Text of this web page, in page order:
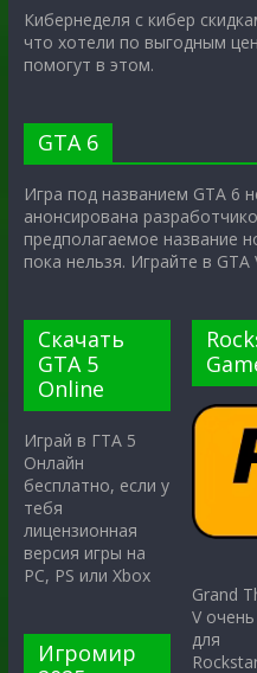
Кибернеделя с кибер
что хотели по выгодным
помогут в этом.
GTA 6
Игра под названием GTA 6
анонсирована
предполагаемое название
пока нельзя. Играйте в GTA
Скачать
GTA 5
Online
Играй в ГТА 5
Онлайн
бесплатно, если у
тебя
лицензионная
версия игры на
PC, PS или Xbox
Игромир
Grand
V
для